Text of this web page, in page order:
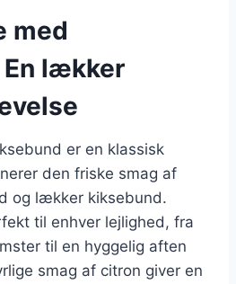
med
lækker
er en klassisk
den friske smag af
og lækker kiksebund.
til enhver lejlighed, fra
til en hyggelig aften
smag af citron giver en